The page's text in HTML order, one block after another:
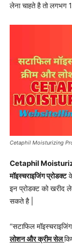
लेना चाहते है तो
Cetaphil Moisturizing
Cetaphil
मॉइस्चराइजिंग प्रोडक्टके
इन प्रोडक्ट को खरीद
सकते है |
“सटाफिल
लोशन और क्रीम सेल